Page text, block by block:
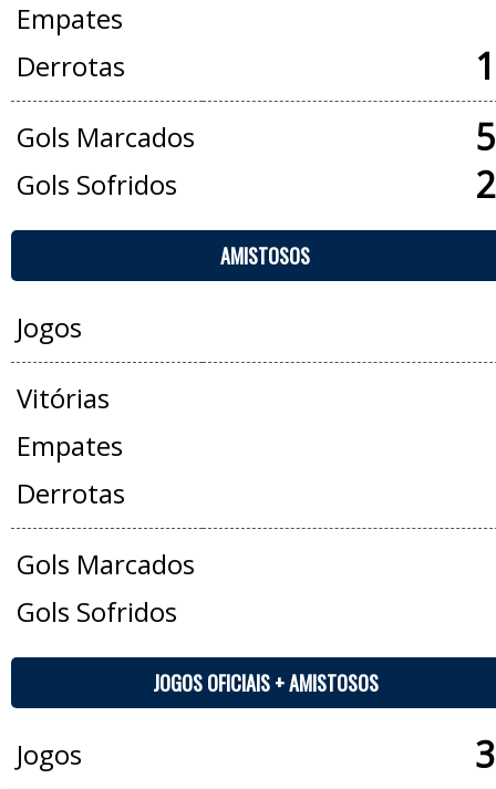
Empates
Derrotas
Gols Marcados
Gols Sofridos
AMISTOSOS
Jogos
Vitórias
Empates
Derrotas
Gols Marcados
Gols Sofridos
JOGOS OFICIAIS + AMISTOSOS
Jogos